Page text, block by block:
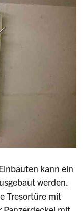
kann ein
werden.
Tresortüre mit